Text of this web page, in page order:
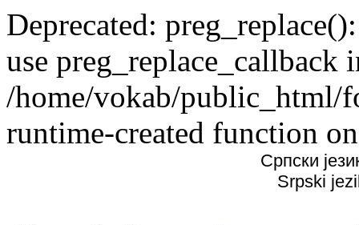
Deprecated:
use preg_replace_callback
/home/vokab/public_html/
runtime-created function
Српски
Srpski